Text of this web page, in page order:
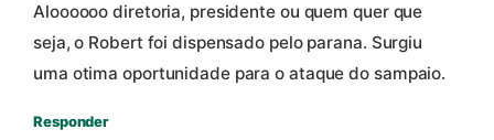
Aloooooo diretoria, presidente ou quem quer que
seja, o Robert foi dispensado pelo parana. Surgiu
uma otima oportunidade para o ataque do sampaio.
Responder